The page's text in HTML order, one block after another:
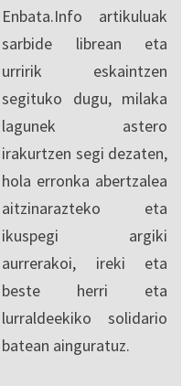
Enbata.Info artikuluak
sarbide librean eta
urririk eskaintzen
segituko dugu, milaka
lagunek astero
irakurtzen segi dezaten,
hola erronka abertzalea
aitzinarazteko eta
ikuspegi argiki
aurrerakoi, ireki eta
beste herri eta
lurraldeekiko solidario
batean ainguratuz.